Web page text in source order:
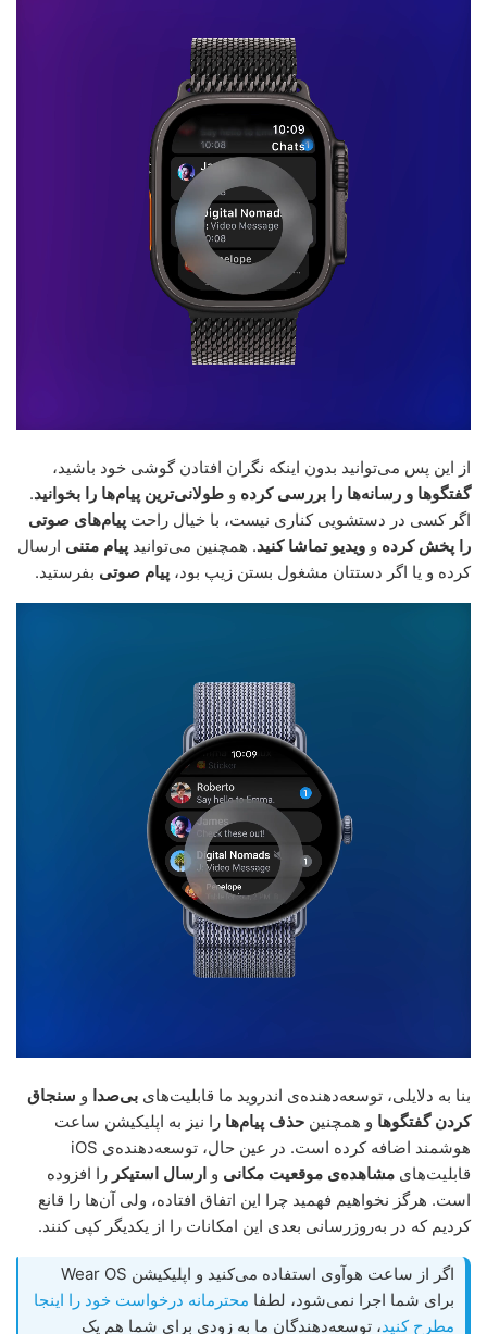
از این پس می‌توانید بدون اینکه نگران افتادن گوشی خود باشید،
گفتگوها و رسانه‌ها را بررسی کرده و طولانی‌ترین پیام‌ها را بخوانید.
اگر کسی در دستشویی کناری نیست، با خیال راحت پیام‌های صوتی
را پخش کرده و ویدیو تماشا کنید. همچنین می‌توانید پیام متنی ارسال
کرده و یا اگر دستتان مشغول بستن زیپ بود، پیام صوتی بفرستید.
بنا به دلایلی، توسعه‌دهنده‌ی اندروید ما قابلیت‌های بی‌صدا و سنجاق
کردن گفتگوها و همچنین حذف پیام‌ها را نیز به اپلیکیشن ساعت
هوشمند اضافه کرده است. در عین حال، توسعه‌دهنده‌ی iOS
قابلیت‌های مشاهده‌ی موقعیت مکانی و ارسال استیکر را افزوده
است. هرگز نخواهیم فهمید چرا این اتفاق افتاده، ولی آن‌ها را قانع
کردیم که در به‌روزرسانی بعدی این امکانات را از یکدیگر کپی کنند.
اگر از ساعت هوآوی استفاده می‌کنید و اپلیکیشن Wear OS
برای شما اجرا نمی‌شود، لطفا محترمانه درخواست خود را اینجا
مطرح کنید، توسعه‌دهندگان ما به زودی برای شما هم یک